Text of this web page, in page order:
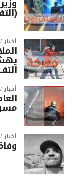
أخبار
أخبار
أخبار